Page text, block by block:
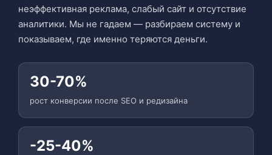
неэффективная реклама, слабый сайт и отсутствие
аналитики. Мы не гадаем — разбираем систему и
показываем, где именно теряются деньги.
30-70%
рост конверсии после SEO и редизайна
-25-40%